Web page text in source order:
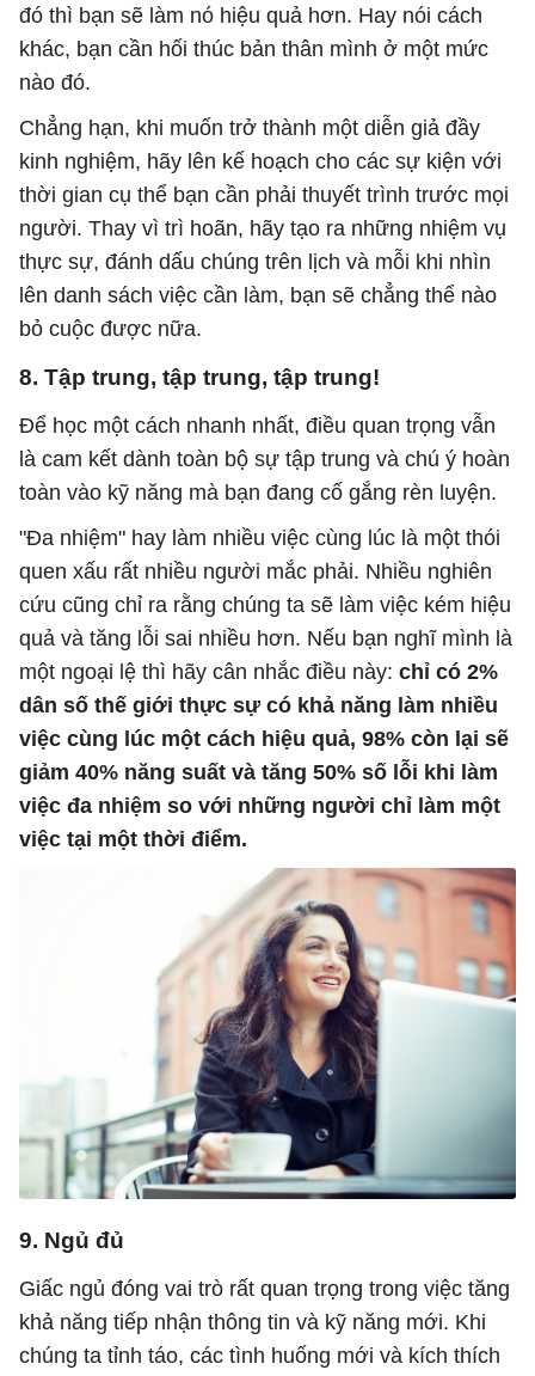
đó thì bạn sẽ làm nó hiệu quả hơn. Hay nói cách
khác, bạn cần hối thúc bản thân mình ở một mức
nào đó.
Chẳng hạn, khi muốn trở thành một diễn giả đầy
kinh nghiệm, hãy lên kế hoạch cho các sự kiện với
thời gian cụ thể bạn cần phải thuyết trình trước mọi
người. Thay vì trì hoãn, hãy tạo ra những nhiệm vụ
thực sự, đánh dấu chúng trên lịch và mỗi khi nhìn
lên danh sách việc cần làm, bạn sẽ chẳng thể nào
bỏ cuộc được nữa.
8. Tập trung, tập trung, tập trung!
Để học một cách nhanh nhất, điều quan trọng vẫn
là cam kết dành toàn bộ sự tập trung và chú ý hoàn
toàn vào kỹ năng mà bạn đang cố gắng rèn luyện.
"Đa nhiệm" hay làm nhiều việc cùng lúc là một thói
quen xấu rất nhiều người mắc phải. Nhiều nghiên
cứu cũng chỉ ra rằng chúng ta sẽ làm việc kém hiệu
quả và tăng lỗi sai nhiều hơn. Nếu bạn nghĩ mình là
một ngoại lệ thì hãy cân nhắc điều này: chỉ có 2%
dân số thế giới thực sự có khả năng làm nhiều
việc cùng lúc một cách hiệu quả, 98% còn lại sẽ
giảm 40% năng suất và tăng 50% số lỗi khi làm
việc đa nhiệm so với những người chỉ làm một
việc tại một thời điểm.
9. Ngủ đủ
Giấc ngủ đóng vai trò rất quan trọng trong việc tăng
khả năng tiếp nhận thông tin và kỹ năng mới. Khi
chúng ta tỉnh táo, các tình huống mới và kích thích